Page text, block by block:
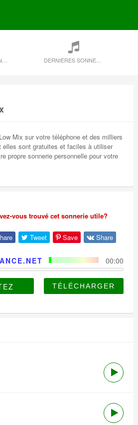
Mix sur votre téléphone et des milliers
elles sont gratuites et faciles à utiliser
propre sonnerie personnelle pour votre
vous trouvé cet sonnerie utile?
Tweet Save Share
00:00